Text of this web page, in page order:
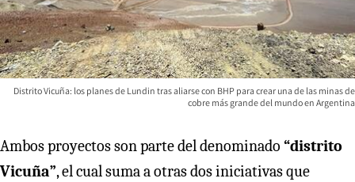
Distrito Vicuña: los planes de Lundin tras aliarse con BHP para crear una de las minas de
cobre más grande del mundo en Argentina
Ambos proyectos son parte del denominado “distrito
Vicuña”, el cual suma a otras dos iniciativas que